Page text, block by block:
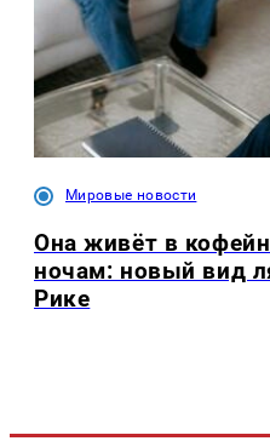
Мировые новости
Она живёт в
ночам: новый вид
Рике